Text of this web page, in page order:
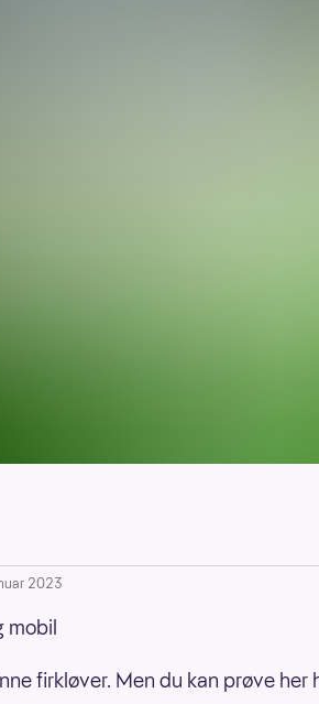
2023
mobil
firkløver. Men du kan prøve her